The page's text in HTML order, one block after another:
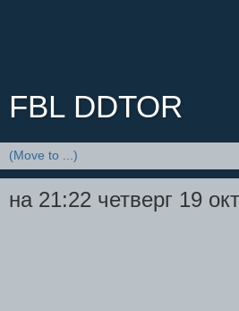
FBL DDTOR
на 21:22 четверг 19